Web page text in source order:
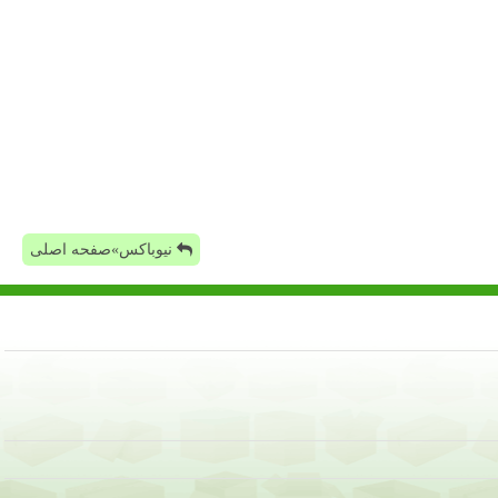
نیوباکس»صفحه اصلی